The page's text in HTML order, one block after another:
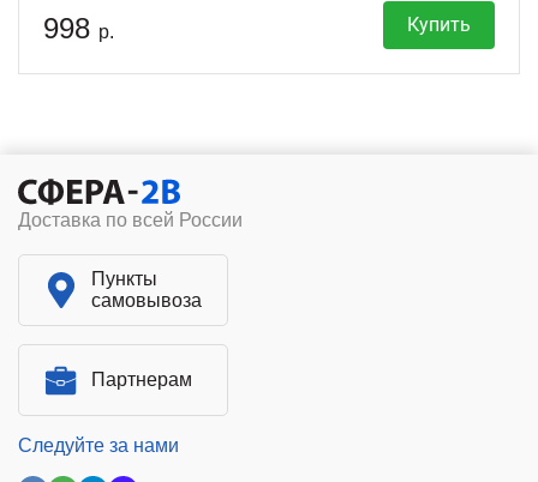
998 р. Купить
Доставка по всей России
Пункты
самовывоза
Партнерам
Следуйте за нами